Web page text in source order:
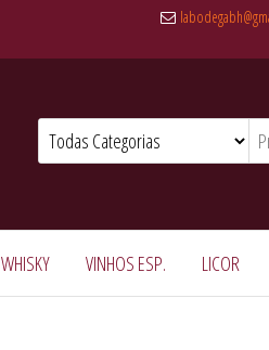
WHISKY VINHOS ESP. LICOR